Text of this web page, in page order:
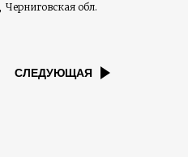
Черниговская обл.
СЛЕДУЮЩАЯ